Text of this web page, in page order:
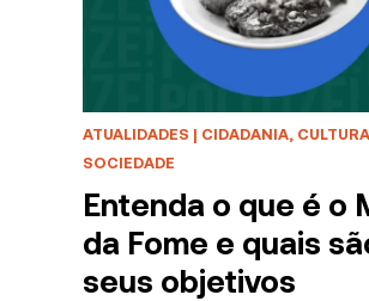
ATUALIDADES | CIDADANIA,
SOCIEDADE
Entenda o que é o
da Fome e quais
seus objetivos